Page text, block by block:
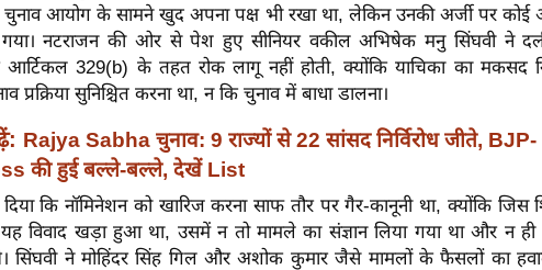
आयोग के सामने खुद अपना पक्ष भी रखा था, लेकिन उनकी अर्जी पर कोई
गया। नटराजन की ओर से पेश हुए सीनियर वकील अभिषेक मनु सिंघवी ने
आर्टिकल 329(b) के तहत रोक लागू नहीं होती, क्योंकि याचिका का मकसद
प्रक्रिया सुनिश्चित करना था, न कि चुनाव में बाधा डालना।
Rajya Sabha चुनाव: 9 राज्यों से 22 सांसद निर्विरोध जीते, BJP-
की हुई बल्ले-बल्ले, देखें List
दिया कि नॉमिनेशन को खारिज करना साफ तौर पर गैर-कानूनी था, क्योंकि
विवाद खड़ा हुआ था, उसमें न तो मामले का संज्ञान लिया गया था और न
सिंघवी ने मोहिंदर सिंह गिल और अशोक कुमार जैसे मामलों के फैसलों का